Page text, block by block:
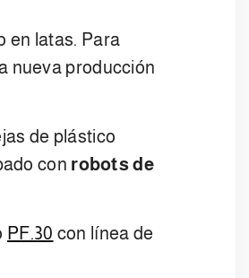
en latas. Para
nueva producción
de plástico
con robots de
PF.30 con línea de